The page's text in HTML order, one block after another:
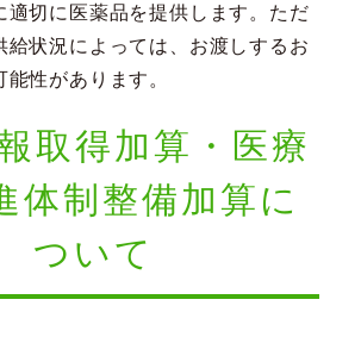
適切に医薬品を提供します。ただ
給状況によっては、お渡しするお
性があります。
取得加算・医療
体制整備加算に
ついて